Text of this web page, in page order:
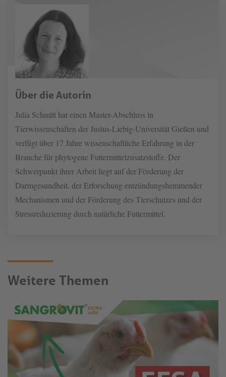
Über die Autorin
Julia Schmitt hat einen Master-Abschluss in
Tierwissenschaften der Justus-Liebig-Universität Gießen und
verfügt über 17 Jahre wissenschaftliche Erfahrung in der
Branche für phytogene Futtermittelzusatzstoffe. Der
Schwerpunkt ihrer Arbeit liegt auf der Förderung der
Darmgesundheit, der Erforschung entzündungshemmender
Mechanismen und der Förderung des Tierschutzes und der
Stressreduzierung durch natürliche Futtermittel.
Weitere Themen